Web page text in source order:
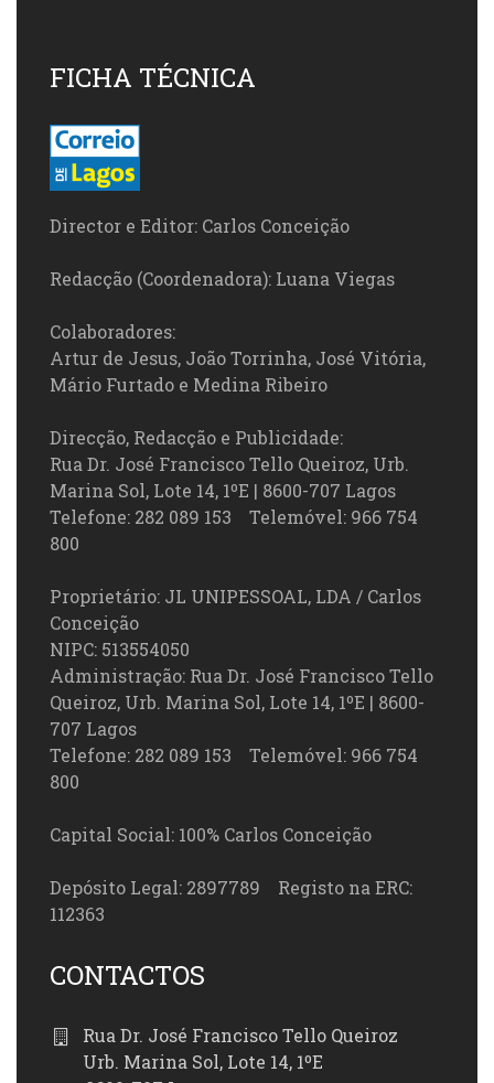
FICHA TÉCNICA
Director e Editor: Carlos Conceição
Redacção (Coordenadora): Luana Viegas
Colaboradores:
Artur de Jesus, João Torrinha, José Vitória,
Mário Furtado e Medina Ribeiro
Direcção, Redacção e Publicidade:
Rua Dr. José Francisco Tello Queiroz, Urb.
Marina Sol, Lote 14, 1ºE | 8600-707 Lagos
Telefone: 282 089 153 Telemóvel: 966 754
800
Proprietário: JL UNIPESSOAL, LDA / Carlos
Conceição
NIPC: 513554050
Administração: Rua Dr. José Francisco Tello
Queiroz, Urb. Marina Sol, Lote 14, 1ºE | 8600-
707 Lagos
Telefone: 282 089 153 Telemóvel: 966 754
800
Capital Social: 100% Carlos Conceição
Depósito Legal: 2897789 Registo na ERC:
112363
CONTACTOS
Rua Dr. José Francisco Tello Queiroz
Urb. Marina Sol, Lote 14, 1ºE